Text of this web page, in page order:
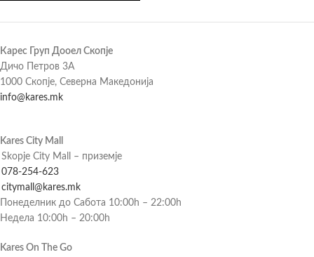
Карес Груп Дооел Скопје
Дичо Петров 3А
1000 Скопје, Северна Македонија
info@kares.mk
Kares City Mall
Skopje City Mall – приземје
078-254-623
citymall@kares.mk
Понеделник до Сабота 10:00h – 22:00h
Недела 10:00h – 20:00h
Kares On The Go